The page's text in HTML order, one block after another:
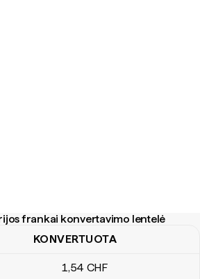
frankai konvertavimo lentelė
frankai konvertavimo lentelė
KONVERTUOTA
1,54 CHF